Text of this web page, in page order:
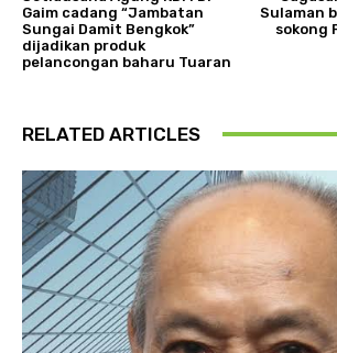
Gaim cadang “Jambatan
Sungai Damit Bengkok”
dijadikan produk
pelancongan baharu Tuaran
Sulaman
sokong
RELATED ARTICLES